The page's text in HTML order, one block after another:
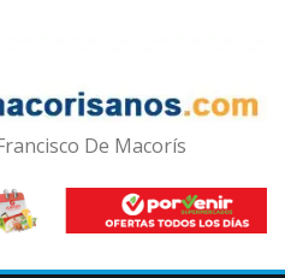
De Macorís